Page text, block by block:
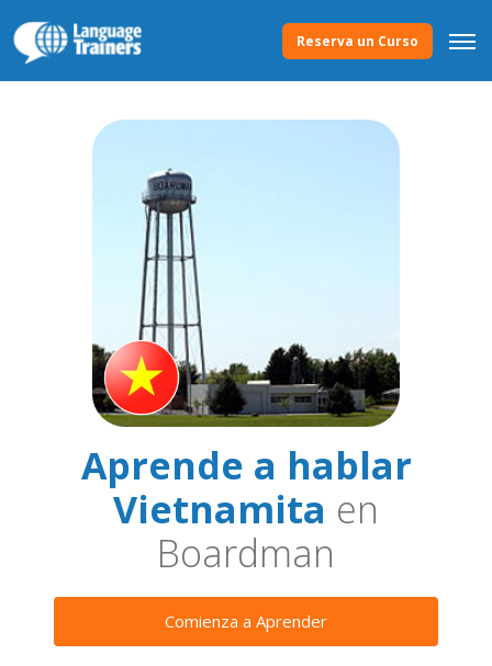
Reserva un Curso
Aprende a hablar
Vietnamita en
Boardman
Comienza a Aprender